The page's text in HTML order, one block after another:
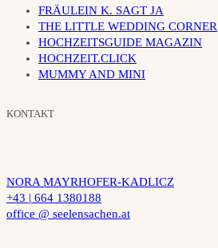
FRÄULEIN K. SAGT JA
THE LITTLE WEDDING CORNER
HOCHZEITSGUIDE MAGAZIN
HOCHZEIT.CLICK
MUMMY AND MINI
KONTAKT
NORA MAYRHOFER-KADLICZ
+43 | 664 1380188
office @ seelensachen.at